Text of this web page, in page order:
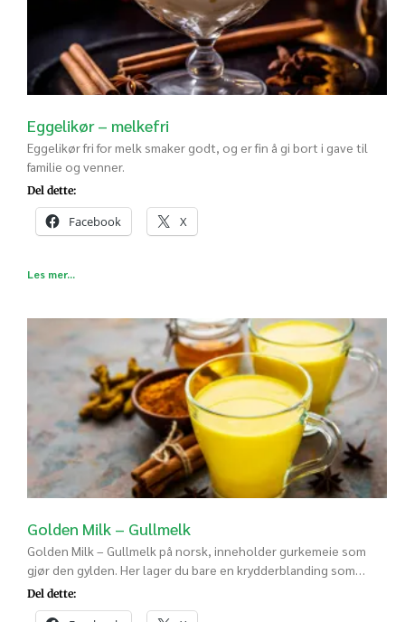
Eggelikør – melkefri
Eggelikør fri for melk smaker godt, og er fin å gi bort i gave til
familie og venner.
Del dette:
Facebook X
Les mer...
Golden Milk – Gullmelk
Golden Milk – Gullmelk på norsk, inneholder gurkemeie som
gjør den gylden. Her lager du bare en krydderblanding som…
Del dette: